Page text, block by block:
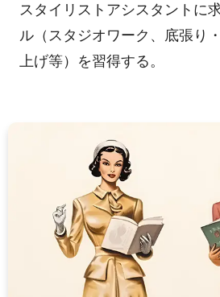
スタイリストアシスタントに
ル（スタジオワーク、底張り
上げ等）を習得する。